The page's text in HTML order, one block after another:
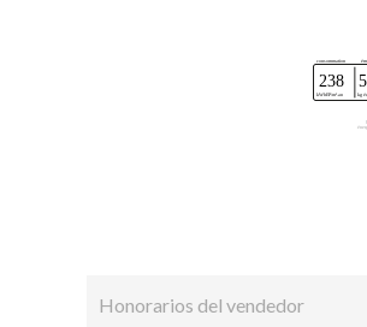
Honorarios del vendedor